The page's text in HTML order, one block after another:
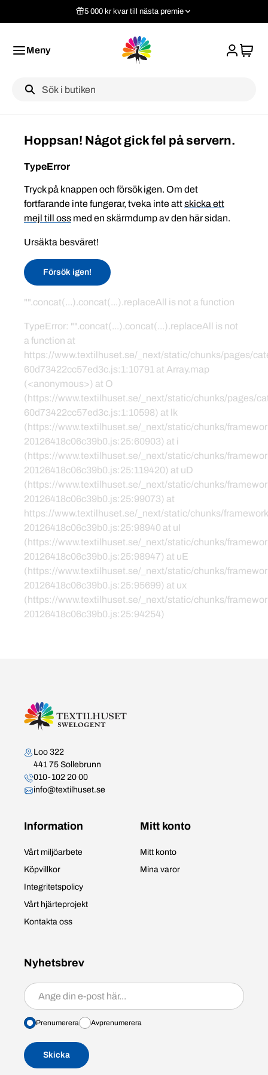
5 000 kr kvar till nästa premie
Meny
Label
Hoppsan! Något gick fel på servern.
TypeError
Tryck på knappen och försök igen. Om det
fortfarande inte fungerar, tveka inte attskicka ett
mejl till oss med en skärmdump av den här sidan.
Ursäkta besväret!
Försök igen!
"".concat(...).concat(...).replaceAll is not a function
TypeError: "".concat(...).concat(...).replaceAll is not
a function at
https://www.textilhuset.se/_next/static/chunks/pages/
60d73422cc57ed3c.js:1:10791 at Array.map
(<anonymous>) at O
(https://www.textilhuset.se/_next/static/chunks/pages/
60d73422cc57ed3c.js:1:10598) at lk
(https://www.textilhuset.se/_next/static/chunks/
20126418c06c39b0.js:25:60903) at i
(https://www.textilhuset.se/_next/static/chunks/
20126418c06c39b0.js:25:119420) at uD
(https://www.textilhuset.se/_next/static/chunks/
20126418c06c39b0.js:25:99073) at
https://www.textilhuset.se/_next/static/chunks/
20126418c06c39b0.js:25:98940 at uI
(https://www.textilhuset.se/_next/static/chunks/
20126418c06c39b0.js:25:98947) at uE
(https://www.textilhuset.se/_next/static/chunks/
20126418c06c39b0.js:25:95699) at ux
(https://www.textilhuset.se/_next/static/chunks/
20126418c06c39b0.js:25:94254)
Kontakta oss
Loo 322
441 75 Sollebrunn
010-102 20 00
info@textilhuset.se
Information
Vårt miljöarbete
Köpvillkor
Integritetspolicy
Vårt hjärteprojekt
Kontakta oss
Mitt konto
Mitt konto
Mina varor
Nyhetsbrev
Prenumerera/avprenumerera
Prenumerera Avprenumerera
Skicka